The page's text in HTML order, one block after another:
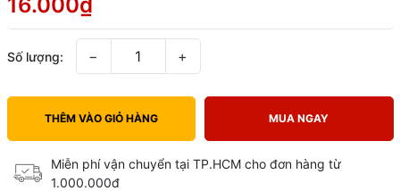
Số lượng: − +
THÊM VÀO GIỎ HÀNG MUA NGAY
Miễn phí vận chuyển tại TP.HCM cho đơn hàng từ
1.000.000đ